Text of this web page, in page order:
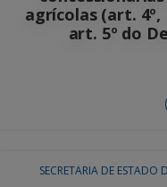
agrícolas (art. 4º,
art. 5º do
SECRETARIA DE